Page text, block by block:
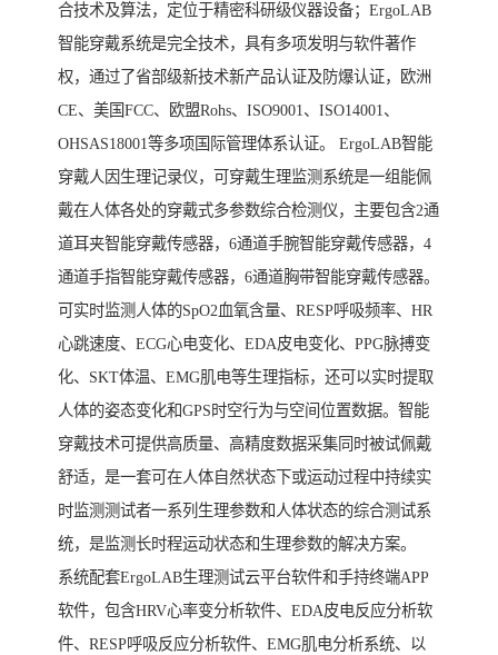
合技术及算法，定位于精密科研级仪器设备；ErgoLAB
智能穿戴系统是完全技术，具有多项发明与软件著作
权，通过了省部级新技术新产品认证及防爆认证，欧洲
CE、美国FCC、欧盟Rohs、ISO9001、ISO14001、
OHSAS18001等多项国际管理体系认证。 ErgoLAB智能
穿戴人因生理记录仪，可穿戴生理监测系统是一组能佩
戴在人体各处的穿戴式多参数综合检测仪，主要包含2通
道耳夹智能穿戴传感器，6通道手腕智能穿戴传感器，4
通道手指智能穿戴传感器，6通道胸带智能穿戴传感器。
可实时监测人体的SpO2血氧含量、RESP呼吸频率、HR
心跳速度、ECG心电变化、EDA皮电变化、PPG脉搏变
化、SKT体温、EMG肌电等生理指标，还可以实时提取
人体的姿态变化和GPS时空行为与空间位置数据。智能
穿戴技术可提供高质量、高精度数据采集同时被试佩戴
舒适，是一套可在人体自然状态下或运动过程中持续实
时监测测试者一系列生理参数和人体状态的综合测试系
统，是监测长时程运动状态和生理参数的解决方案。
系统配套ErgoLAB生理测试云平台软件和手持终端APP
软件，包含HRV心率变分析软件、EDA皮电反应分析软
件、RESP呼吸反应分析软件、EMG肌电分析系统、以